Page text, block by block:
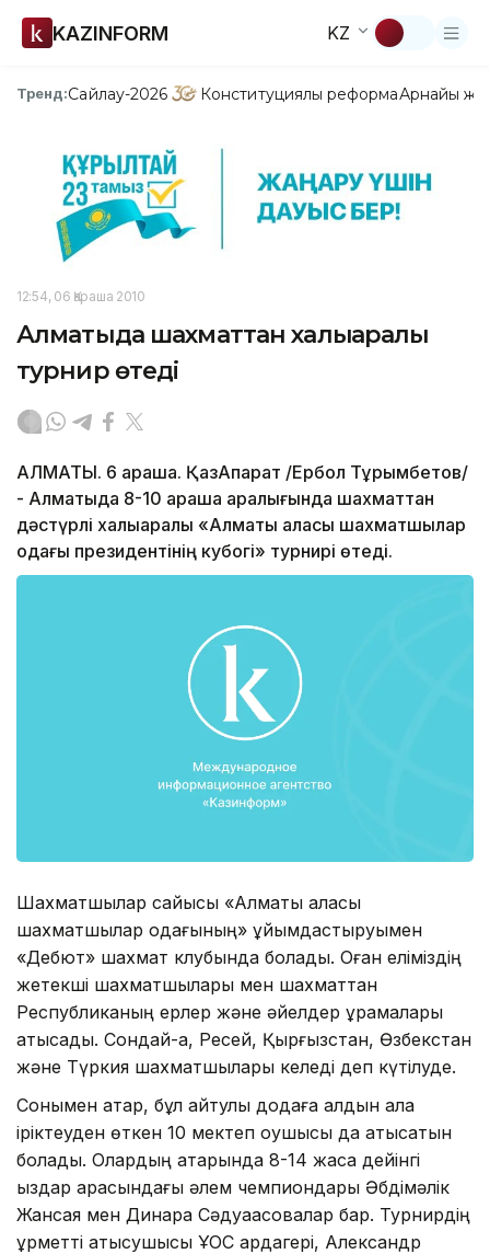
KAZINFORM KZ
Тренд:Сайлау-2026 Конституциялық реформаАрнайы
12:54, 06 Қараша 2010
Алматыда шахматтан халықаралық
турнир өтеді
АЛМАТЫ. 6 қараша. ҚазАқпарат /Ербол Тұрымбетов/
- Алматыда 8-10 қараша аралығында шахматтан
дәстүрлі халықаралық «Алматы қаласы шахматшылар
одағы президентінің кубогі» турнирі өтеді.
Шахматшылар сайысы «Алматы қаласы
шахматшылар одағының» ұйымдастыруымен
«Дебют» шахмат клубында болады. Оған еліміздің
жетекші шахматшылары мен шахматтан
Республиканың ерлер және әйелдер құрамалары
қатысады. Сондай-ақ, Ресей, Қырғызстан, Өзбекстан
және Түркия шахматшылары келеді деп күтілуде.
Сонымен қатар, бұл айтулы додаға алдын ала
іріктеуден өткен 10 мектеп оқушысы да қатысатын
болады. Олардың қатарында 8-14 жасқа дейінгі
қыздар арасындағы әлем чемпиондары Әбдімәлік
Жансая мен Динара Сәдуақасовалар бар. Турнирдің
құрметті қатысушысы ҰОС ардагері, Александр